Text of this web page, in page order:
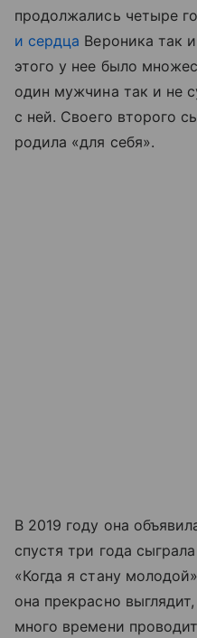
продолжались четыре
и сердца Вероника так
этого у нее было
один мужчина так и не
с ней. Своего второго
родила «для себя».
В 2019 году она
спустя три года
«Когда я стану
она прекрасно
много времени